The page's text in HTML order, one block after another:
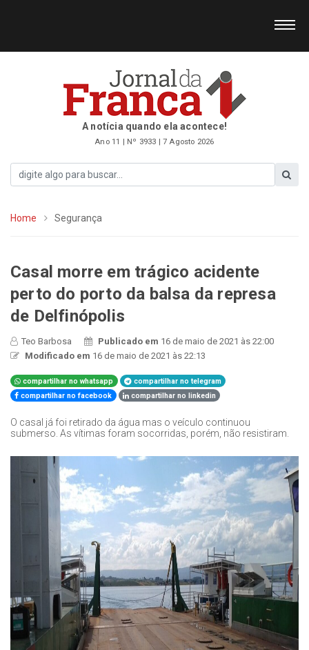
A notícia quando ela acontece!
Ano 11 | Nº 3933 | 7 Agosto 2026
Home Segurança
Casal morre em trágico acidente
perto do porto da balsa da represa
de Delfinópolis
Teo Barbosa Publicado em 16 de maio de 2021 às 22:00
Modificado em 16 de maio de 2021 às 22:13
compartilhar no whatsapp
compartilhar no telegram
compartilhar no facebook
compartilhar no linkedin
O casal já foi retirado da água mas o veículo continuou
submerso. As vítimas foram socorridas, porém, não resistiram.